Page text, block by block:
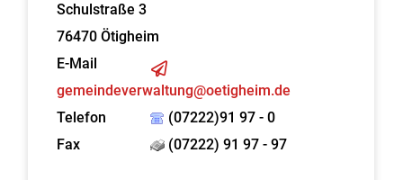
Schulstraße 3
76470 Ötigheim
E-Mail
gemeindeverwaltung@oetigheim.de
Telefon
(07222)91 97 - 0
Fax
(07222) 91 97 - 97